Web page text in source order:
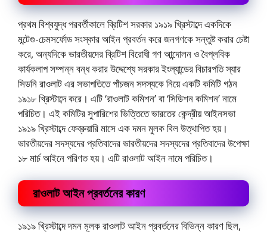
প্রথম বিশ্বযুদ্ধ পরবর্তীকালে ব্রিটিশ সরকার ১৯১৯ খ্রিস্টাব্দে একদিকে
মন্টেগু-চেমসর্ফোড সংস্কার আইন প্রবর্তন করে জনগণকে সন্তুষ্ট করার চেষ্টা
করে, অন্যদিকে ভারতীয়দের ব্রিটিশ বিরোধী গণ আন্দোলন ও বৈপ্লবিক
কার্যকলাপ সম্পন্ন বন্ধ করার উদ্দেশ্যে সরকার ইংল্যান্ডের বিচারপতি স্যার
সিডনি রাওলাট এর সভাপতিতে পাঁচজন সদস্যকে নিয়ে একটি কমিটি গঠন
১৯১৮ খ্রিস্টাব্দে করে। এটি ‘রাওলাট কমিশন’ বা ‘সিডিশন কমিশন’ নামে
পরিচিত। এই কমিটির সুপারিশের ভিত্তিতে ভারতের কেন্দ্রীয় আইনসভা
১৯১৯ খ্রিস্টাব্দে ফেব্রুয়ারি মাসে এক দমন মুলক বিল উত্থাপিত হয়।
ভারতীয়দের সদস্যদের প্রতিবাদের ভারতীয়দের সদস্যদের প্রতিবাদের উপেক্ষা
১৮ মার্চ আইনে পরিণত হয়। এটি রাওলাট আইন নামে পরিচিত।
রাওলাট আইন প্রবর্তনের কারণ
১৯১৯ খ্রিস্টাব্দে দমন মূলক রাওলাট আইন প্রবর্তনের বিভিন্ন কারণ ছিল,